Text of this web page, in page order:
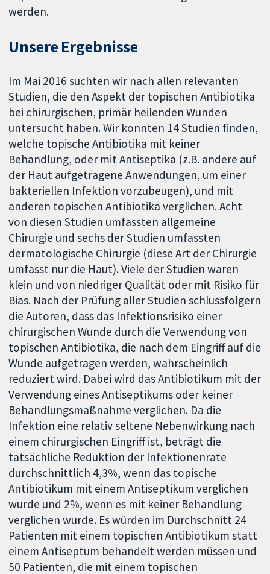
werden.
Unsere Ergebnisse
Im Mai 2016 suchten wir nach allen relevanten
Studien, die den Aspekt der topischen Antibiotika
bei chirurgischen, primär heilenden Wunden
untersucht haben. Wir konnten 14 Studien finden,
welche topische Antibiotika mit keiner
Behandlung, oder mit Antiseptika (z.B. andere auf
der Haut aufgetragene Anwendungen, um einer
bakteriellen Infektion vorzubeugen), und mit
anderen topischen Antibiotika verglichen. Acht
von diesen Studien umfassten allgemeine
Chirurgie und sechs der Studien umfassten
dermatologische Chirurgie (diese Art der Chirurgie
umfasst nur die Haut). Viele der Studien waren
klein und von niedriger Qualität oder mit Risiko für
Bias. Nach der Prüfung aller Studien schlussfolgern
die Autoren, dass das Infektionsrisiko einer
chirurgischen Wunde durch die Verwendung von
topischen Antibiotika, die nach dem Eingriff auf die
Wunde aufgetragen werden, wahrscheinlich
reduziert wird. Dabei wird das Antibiotikum mit der
Verwendung eines Antiseptikums oder keiner
Behandlungsmaßnahme verglichen. Da die
Infektion eine relativ seltene Nebenwirkung nach
einem chirurgischen Eingriff ist, beträgt die
tatsächliche Reduktion der Infektionenrate
durchschnittlich 4,3%, wenn das topische
Antibiotikum mit einem Antiseptikum verglichen
wurde und 2%, wenn es mit keiner Behandlung
verglichen wurde. Es würden im Durchschnitt 24
Patienten mit einem topischen Antibiotikum statt
einem Antiseptum behandelt werden müssen und
50 Patienten, die mit einem topischen